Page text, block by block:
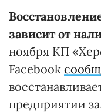
зависит от
ноября КП
Facebook
предприятии